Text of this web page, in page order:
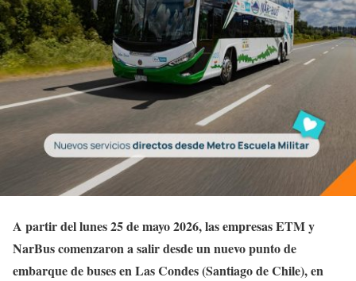
A partir del lunes 25 de mayo 2026, las empresas ETM y
NarBus comenzaron a salir desde un nuevo punto de
embarque de buses en Las Condes (Santiago de Chile), en